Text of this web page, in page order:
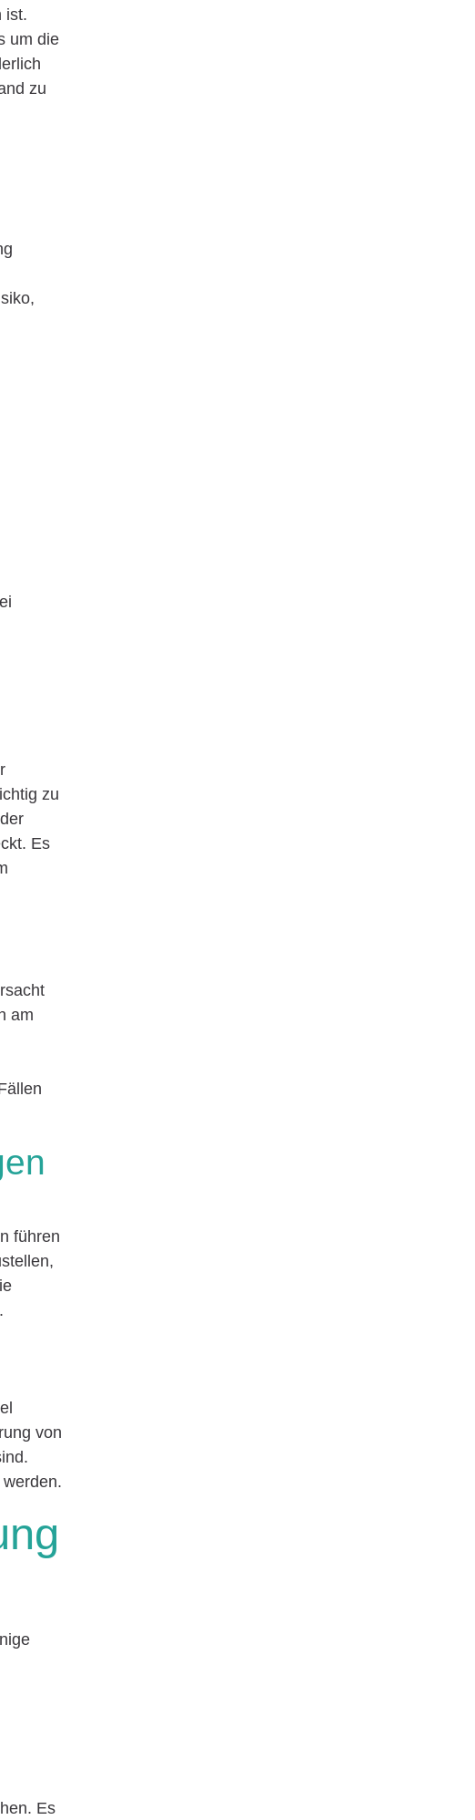
ist.
um die
zu
zu
Es
am
führen
von
Es